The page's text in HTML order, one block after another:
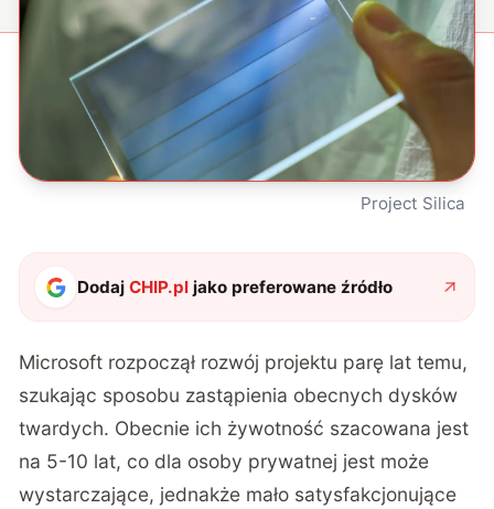
Project Silica
DodajCHIP.pl jako preferowane źródło
Microsoft rozpoczął rozwój projektu parę lat temu,
szukając sposobu zastąpienia obecnych dysków
twardych. Obecnie ich żywotność szacowana jest
na 5-10 lat, co dla osoby prywatnej jest może
wystarczające, jednakże mało satysfakcjonujące